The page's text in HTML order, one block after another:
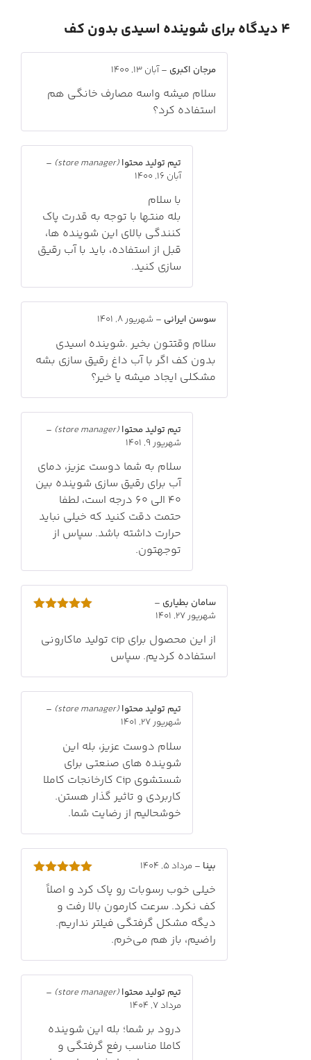
4 دیدگاه برای شوینده اسیدی بدون کف
مرجان اكبرى – آبان 13, 1400
سلام ميشه واسه مصارف خانگي هم
استفاده كرد؟
تیم تولید محتوا (store manager)
–
آبان 16, 1400
با سلام
بله منتها با توجه به قدرت پاک
کنندگی بالای این شوینده ها،
قبل از استفاده، باید با آب رقیق
سازی کنید.
سوسن ایرانی – شهریور 8, 1401
سلام وقتتون بخیر .شوینده اسیدی
بدون کف اگر با آب داغ رقیق سازی بشه
مشکلی ایجاد میشه یا خیر؟
تیم تولید محتوا (store manager)
–
شهریور 9, 1401
سلام به شما دوست عزیز، دمای
آب برای رقیق سازی شوینده بین
40 الی 60 درجه است، لطفا
حتمت دقت کنید که خیلی نباید
حرارت داشته باشد. سپاس از
توجهتون.
سامان بطیاری –
شهریور 27, 1401
از این محصول برای cip تولید ماکارونی
استفاده کردیم. سپاس
تیم تولید محتوا (store manager)
–
شهریور 27, 1401
سلام دوست عزیز، بله این
شوینده های صنعتی برای
شستشوی Cip کارخانجات کاملا
کاربردی و تاثیر گذار هستن.
خوشحالیم از رضایت شما.
از
5
بینا – مرداد 5, 1404
خیلی خوب رسوبات رو پاک کرد و اصلاً
کف نکرد. سرعت کارمون بالا رفت و
دیگه مشکل گرفتگی فیلتر نداریم.
راضیم، باز هم می‌خرم.
تیم تولید محتوا (store manager)
–
مرداد 7, 1404
درود بر شما؛ بله این شوینده
کاملا مناسب رفع گرفتگی و